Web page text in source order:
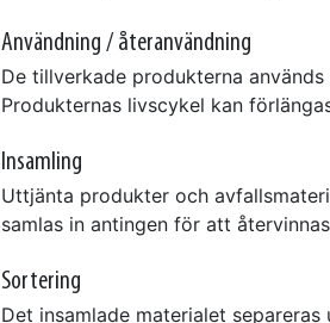
Användning / återanvändning
De tillverkade produkterna
Produkternas livscykel kan
Insamling
Uttjänta produkter och
samlas in antingen för att
Sortering
Det insamlade materialet